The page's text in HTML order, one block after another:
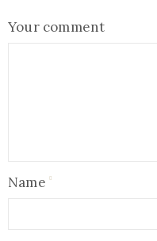
Your comment
Name